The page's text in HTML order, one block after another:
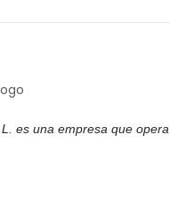
es una empresa que opera